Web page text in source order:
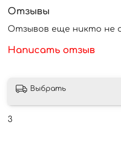
Отзывы
Отзывов еще никто не
Написать отзыв
Выбрать
3